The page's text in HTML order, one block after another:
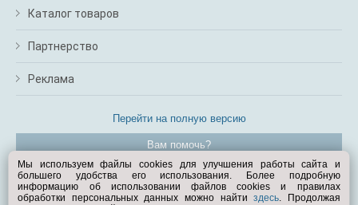
Каталог товаров
Партнерство
Реклама
Перейти на полную версию
Вам помочь?
© Exist.ru 1998—2026
Мы используем файлы cookies для улучшения работы сайта и
большего удобства его использования. Более подробную
информацию об использовании файлов cookies и правилах
обработки персональных данных можно найтиздесь. Продолжая